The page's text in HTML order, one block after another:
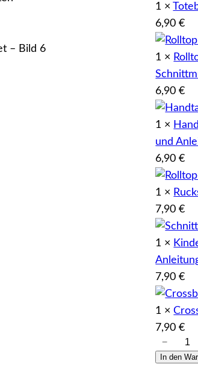
1 ×
6,90€
1 ×
6,90€
1 ×
und
6,90€
1 ×
7,90€
1 ×
7,90€
1 ×
7,90€
M
e
−
In den